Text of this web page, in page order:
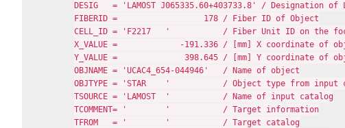
DESIG   = 'LAMOST J065335.60+403733.8' / Designation of
FIBERID =                  178 / Fiber ID of Object
CELL_ID = 'F2217   '           / Fiber Unit ID on the
X_VALUE =             -191.336 / [mm] X coordinate of
Y_VALUE =              398.645 / [mm] Y coordinate of
OBJNAME = 'UCAC4_654-044946'   / Name of object
OBJTYPE = 'STAR    '           / Object type from input
TSOURCE = 'LAMOST  '           / Name of input catalog
TCOMMENT= '        '           / Target information
TFROM   = '        '           / Target catalog